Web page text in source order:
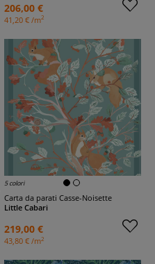
206,00 €
41,20 € /m2
5 colori
Carta da parati Casse-Noisette
Little Cabari
219,00 €
43,80 € /m2